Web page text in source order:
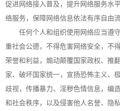
促进网络接入普及，提升网络服务水
络服务，保障网络信息依法有序自由流
任何个人和组织使用网络应当遵守
重社会公德，不得危害网络安全，不
荣誉和利益，煽动颠覆国家政权、推
家、破坏国家统一，宣扬恐怖主义、
歧视，传播暴力、淫秽色情信息，编
和社会秩序，以及侵害他人名誉、隐